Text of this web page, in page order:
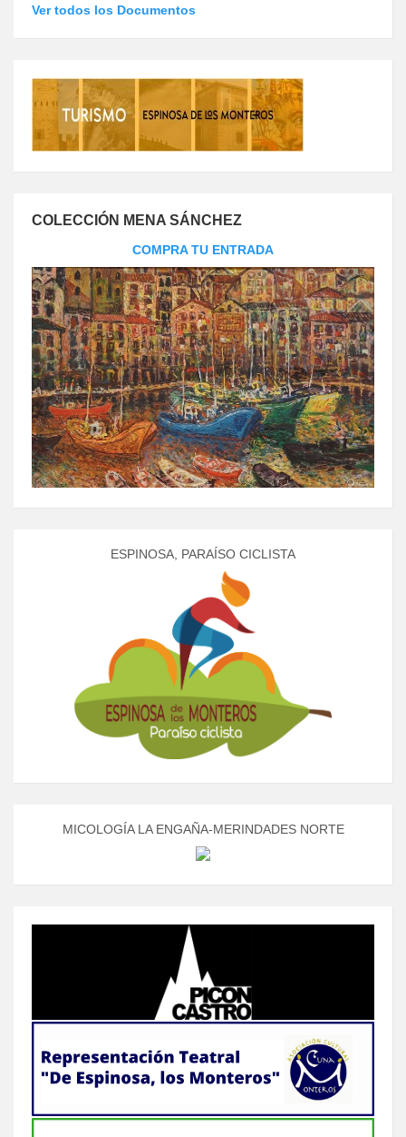
Ver todos los Documentos
COLECCIÓN MENA SÁNCHEZ
COMPRA TU ENTRADA
ESPINOSA, PARAÍSO CICLISTA
MICOLOGÍA LA ENGAÑA-MERINDADES NORTE